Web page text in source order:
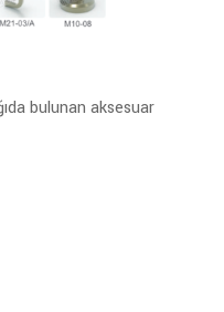
bulunan aksesuar